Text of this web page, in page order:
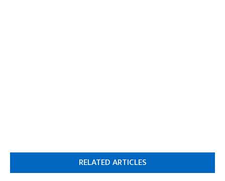
RELATED ARTICLES